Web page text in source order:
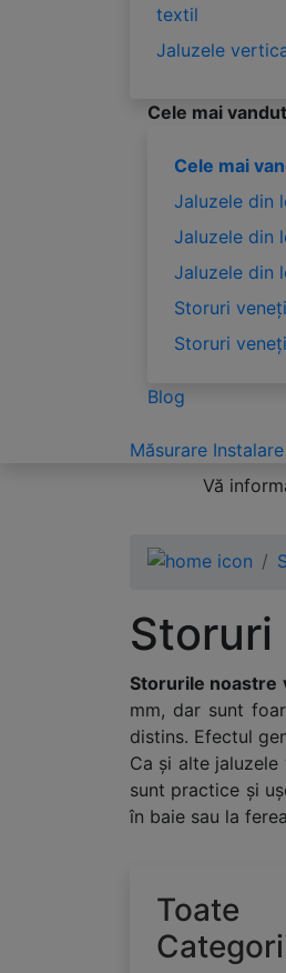
textil
Jaluzele
Cele mai
Cele mai
Jaluzele din
Jaluzele din
Jaluzele din
Storuri
Storuri
Blog
Măsurare Instalare
Vă
Storurile noastre
mm, dar sunt
distins. Efectul
Ca și alte jaluzele
sunt practice și
în baie sau la
Toate